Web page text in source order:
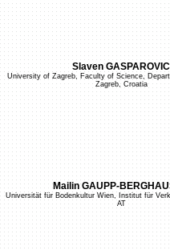
Slaven GASPAROVIC
University of Zagreb, Faculty of Science,
Zagreb, Croatia
Mailin GAUPP-
Universität für Bodenkultur Wien, Institut für
AT